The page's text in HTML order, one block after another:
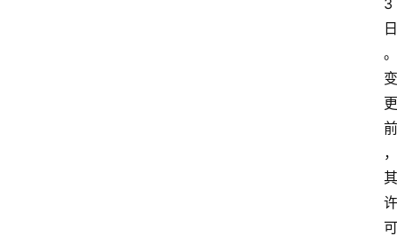
3
日
。
变
更
前
，
其
许
可